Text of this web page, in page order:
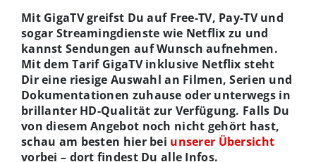
Mit GigaTV greifst Du auf Free-TV, Pay-TV und
sogar Streamingdienste wie Netflix zu und
kannst Sendungen auf Wunsch aufnehmen.
Mit dem Tarif GigaTV inklusive Netflix steht
Dir eine riesige Auswahl an Filmen, Serien und
Dokumentationen zuhause oder unterwegs in
brillanter HD-Qualität zur Verfügung. Falls Du
von diesem Angebot noch nicht gehört hast,
schau am besten hier bei unserer Übersicht
vorbei – dort findest Du alle Infos.